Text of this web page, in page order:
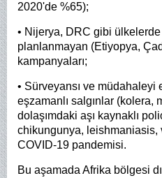
2020'de %65);
• Nijerya, DRC gibi
planlanmayan (Etiyopya,
kampanyaları;
• Sürveyansı ve
eşzamanlı salgınlar (kolera,
dolaşımdaki aşı kaynaklı
chikungunya, leishmaniasis,
COVID-19 pandemisi.
Bu aşamada Afrika bölgesi